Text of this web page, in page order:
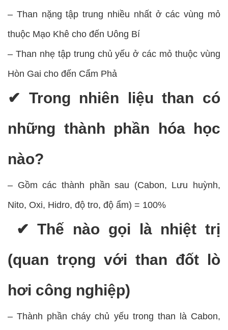
– Than nặng tập trung nhiều nhất ở các vùng mỏ
thuộc Mạo Khê cho đến Uông Bí
– Than nhẹ tập trung chủ yếu ở các mỏ thuộc vùng
Hòn Gai cho đến Cẩm Phả
✔ Trong nhiên liệu than có
những thành phần hóa học
nào?
– Gồm các thành phần sau (Cabon, Lưu huỳnh,
Nito, Oxi, Hidro, độ tro, độ ẩm) = 100%
✔ Thế nào gọi là nhiệt trị
(quan trọng với than đốt lò
hơi công nghiệp)
– Thành phần cháy chủ yếu trong than là Cabon,